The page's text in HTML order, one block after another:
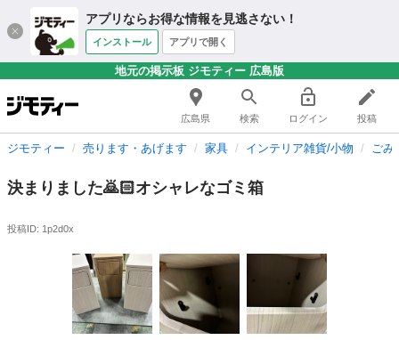
アプリならお得な情報を見逃さない！
インストール アプリで開く
地元の掲示板 ジモティー 広島版
広島県 検索 ログイン 投稿
ジモティー 売ります・あげます 家具 インテリア雑貨/小物 ごみ
決まりました🙇🏻オシャレなゴミ箱
投稿ID: 1p2d0x